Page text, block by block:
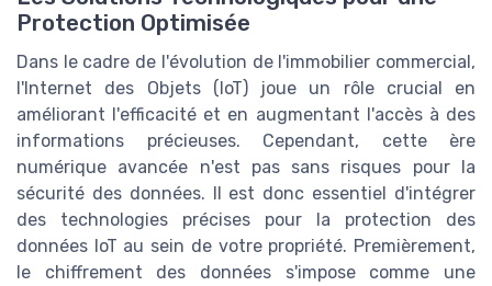
Protection Optimisée
Dans le cadre de l'évolution de l'immobilier commercial,
l'Internet des Objets (IoT) joue un rôle crucial en
améliorant l'efficacité et en augmentant l'accès à des
informations précieuses. Cependant, cette ère
numérique avancée n'est pas sans risques pour la
sécurité des données. Il est donc essentiel d'intégrer
des technologies précises pour la protection des
données IoT au sein de votre propriété. Premièrement,
le chiffrement des données s'impose comme une